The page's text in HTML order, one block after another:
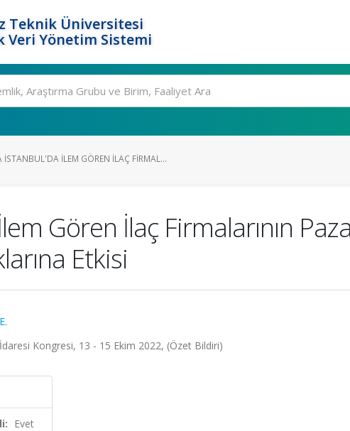
Teknik Üniversitesi
Veri Yönetim Sistemi
İSTANBUL'DA İLEM GÖREN İLAÇ FIRMAL...
Gören İlaç Firmalarının
Etkisi
Kongresi, 13 - 15 Ekim 2022, (Özet Bildiri)
Evet